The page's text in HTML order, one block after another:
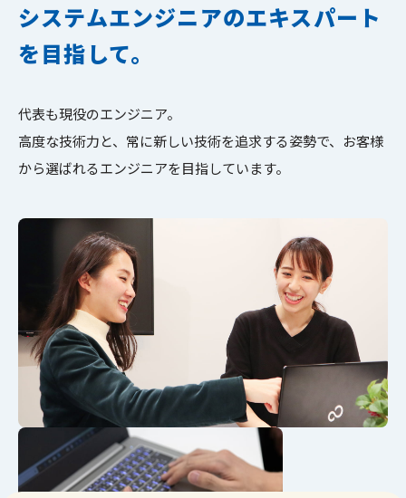
私たちは、お客様の成功を自分たちの成功と捉え、情熱と多
様な個性で課題解決に挑むエンジニア集団です。
多様な個性を尊重し、失敗を恐れずに挑戦する文化が、最高
システムエンジニアのエキスパート
を目指して。
代表も現役のエンジニア。
高度な技術力と、常に新しい技術を追求する姿勢で、お客様
から選ばれるエンジニアを目指しています。